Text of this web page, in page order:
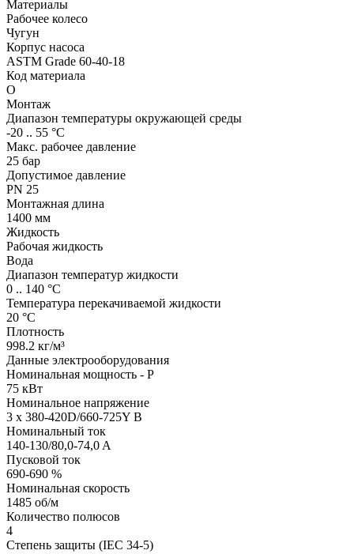
Материалы
Рабочее колесо
Чугун
Корпус насоса
ASTM Grade 60-40-18
Код материала
O
Монтаж
Диапазон температуры окружающей среды
-20 .. 55 °C
Макс. рабочее давление
25 бар
Допустимое давление
PN 25
Монтажная длина
1400 мм
Жидкость
Рабочая жидкость
Вода
Диапазон температур жидкости
0 .. 140 °C
Температура перекачиваемой жидкости
20 °C
Плотность
998.2 кг/м³
Данные электрооборудования
Номинальная мощность - P
75 кВт
Номинальное напряжение
3 x 380-420D/660-725Y В
Номинальный ток
140-130/80,0-74,0 A
Пусковой ток
690-690 %
Номинальная скорость
1485 об/м
Количество полюсов
4
Степень защиты (IEC 34-5)